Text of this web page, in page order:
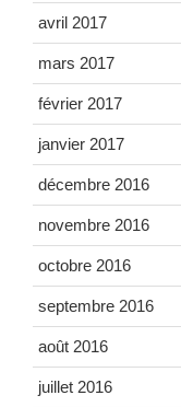
avril 2017
mars 2017
février 2017
janvier 2017
décembre 2016
novembre 2016
octobre 2016
septembre 2016
août 2016
juillet 2016